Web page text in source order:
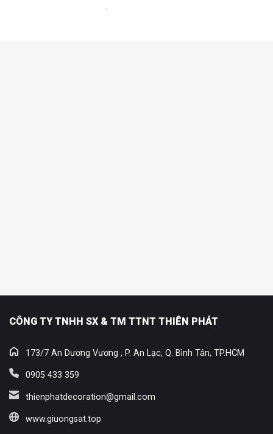
CÔNG TY TNHH SX & TM TTNT THIÊN PHÁT
173/7 An Dương Vương , P. An Lạc, Q. Bình Tân, TP.HCM
0905 433 359
thienphatdecoration@gmail.com
www.giuongsat.top